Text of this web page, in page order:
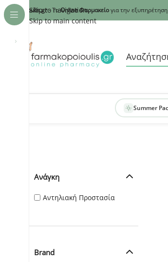
Skip to navigation
Skip to main content
›
- ΤοOnline Φαρμακείογια την
Summer
Ανάγκη
Αντηλιακή Προστασία
Brand